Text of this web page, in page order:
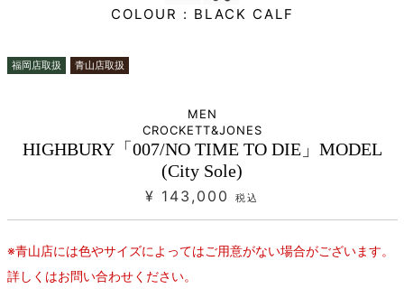
COLOUR : BLACK CALF
福岡店取扱 青山店取扱
MEN
CROCKETT&JONES
HIGHBURY「007/NO TIME TO DIE」MODEL
(City Sole)
¥ 143,000 税込
※青山店には色やサイズによってはご用意がない場合がございます。
詳しくはお問い合わせください。